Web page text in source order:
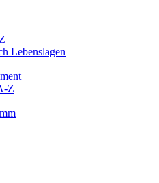
Lebenslagen
Z